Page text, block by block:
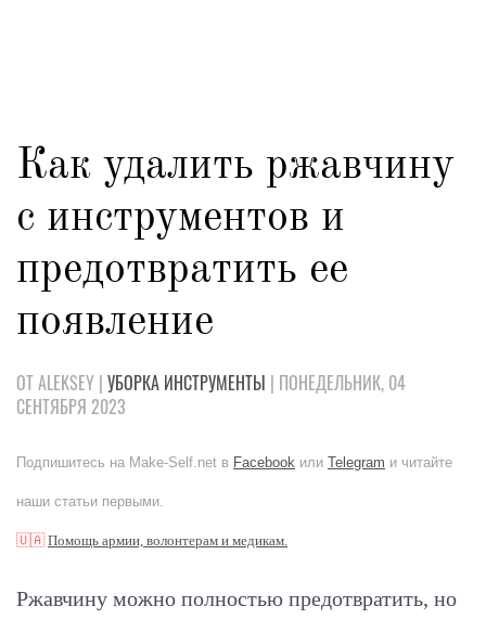
Как удалить ржавчину
с инструментов и
предотвратить ее
появление
ОТ ALEKSEY | УБОРКА ИНСТРУМЕНТЫ | ПОНЕДЕЛЬНИК, 04
СЕНТЯБРЯ 2023
Подпишитесь на Make-Self.net в Facebook или Telegram и читайте
наши статьи первыми.
🇺🇦Помощь армии, волонтерам и медикам.
Ржавчину можно полностью предотвратить, но